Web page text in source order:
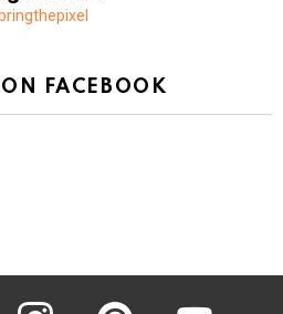
FACEBOOK
instagram pinterest youtube